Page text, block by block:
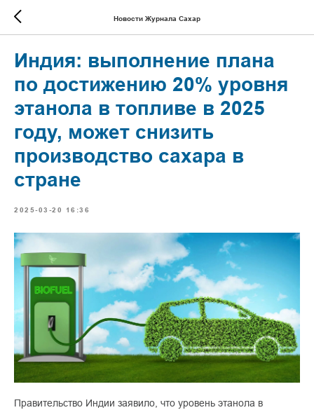
Новости Журнала Сахар
Индия: выполнение плана
по достижению 20% уровня
этанола в топливе в 2025
году, может снизить
производство сахара в
стране
2025-03-20 16:36
Правительство Индии заявило, что уровень этанола в